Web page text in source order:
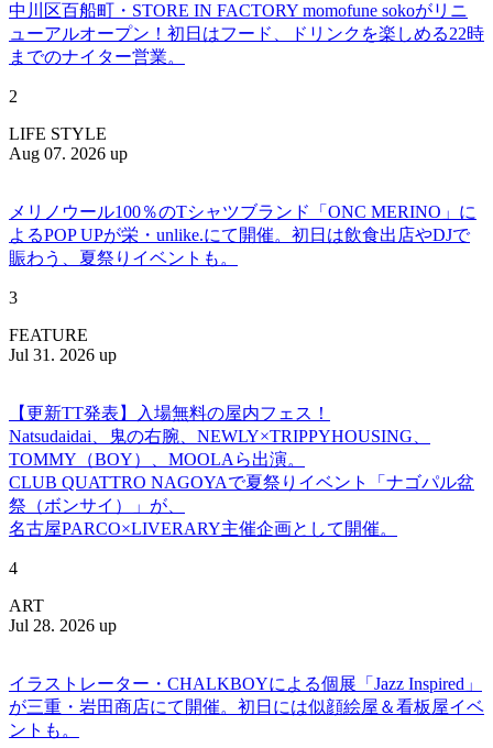
中川区百船町・STORE IN FACTORY momofune sokoがリニ
ューアルオープン！初日はフード、ドリンクを楽しめる22時
までのナイター営業。
2
LIFE STYLE
Aug 07. 2026 up
メリノウール100％のTシャツブランド「ONC MERINO」に
よるPOP UPが栄・unlike.にて開催。初日は飲食出店やDJで
賑わう、夏祭りイベントも。
3
FEATURE
Jul 31. 2026 up
【更新TT発表】入場無料の屋内フェス！
Natsudaidai、鬼の右腕、NEWLY×TRIPPYHOUSING、
TOMMY（BOY）、MOOLAら出演。
CLUB QUATTRO NAGOYAで夏祭りイベント「ナゴパル盆
祭（ボンサイ）」が、
名古屋PARCO×LIVERARY主催企画として開催。
4
ART
Jul 28. 2026 up
イラストレーター・CHALKBOYによる個展「Jazz Inspired」
が三重・岩田商店にて開催。初日には似顔絵屋＆看板屋イベ
ントも。